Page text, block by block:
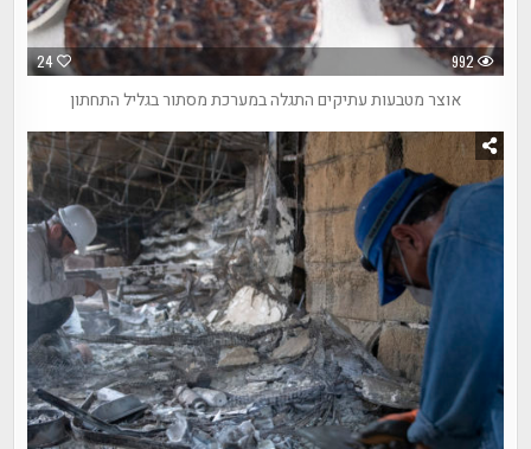
24 992
אוצר מטבעות עתיקים התגלה במערכת מסתור בגליל התחתון